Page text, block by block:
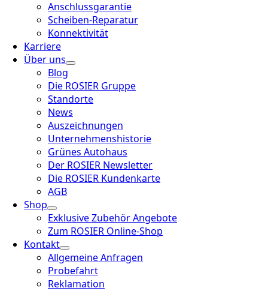
Anschlussgarantie
Scheiben-Reparatur
Konnektivität
Karriere
Über uns
Blog
Die ROSIER Gruppe
Standorte
News
Auszeichnungen
Unternehmenshistorie
Grünes Autohaus
Der ROSIER Newsletter
Die ROSIER Kundenkarte
AGB
Shop
Exklusive Zubehör Angebote
Zum ROSIER Online-Shop
Kontakt
Allgemeine Anfragen
Probefahrt
Reklamation